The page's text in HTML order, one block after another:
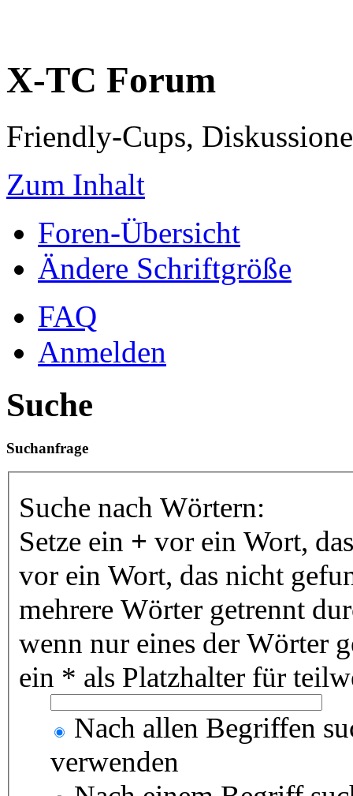
X-TC Forum
Friendly-Cups,
Zum Inhalt
Foren-Übersicht
Ändere Schriftgröße
FAQ
Anmelden
Suche
Suchanfrage
Suche nach Wörtern:
Setze ein + vor ein Wort,
vor ein Wort, das nicht
mehrere Wörter getrennt
wenn nur eines der Wörter
ein * als Platzhalter für
Nach allen Begriffen
verwenden